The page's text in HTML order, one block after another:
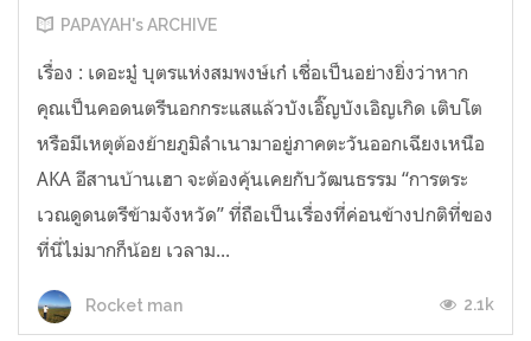
PAPAYAH's ARCHIVE
เรื่อง : เดอะมู๋ บุตรแห่งสมพงษ์เก๋ เชื่อเป็นอย่างยิ่งว่าหาก
คุณเป็นคอดนตรีนอกกระแสแล้วบังเอิ๊ญบังเอิญเกิด เติบโต
หรือมีเหตุต้องย้ายภูมิลำเนามาอยู่ภาคตะวันออกเฉียงเหนือ
AKA อีสานบ้านเฮา จะต้องคุ้นเคยกับวัฒนธรรม “การตระ
เวณดูดนตรีข้ามจังหวัด” ที่ถือเป็นเรื่องที่ค่อนข้างปกติที่ของ
ที่นี่ไม่มากก็น้อย เวลาม...
Rocket man 2.1k